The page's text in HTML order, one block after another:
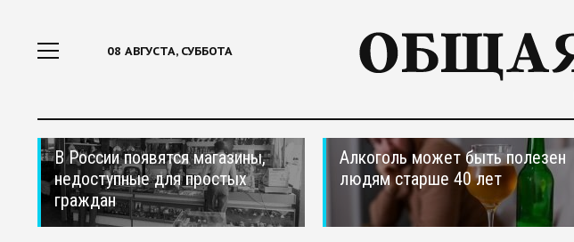
08 АВГУСТА, СУББОТА
В России появятся магазины,
недоступные для простых
граждан
Алкоголь может быть полезен
людям старше 40 лет